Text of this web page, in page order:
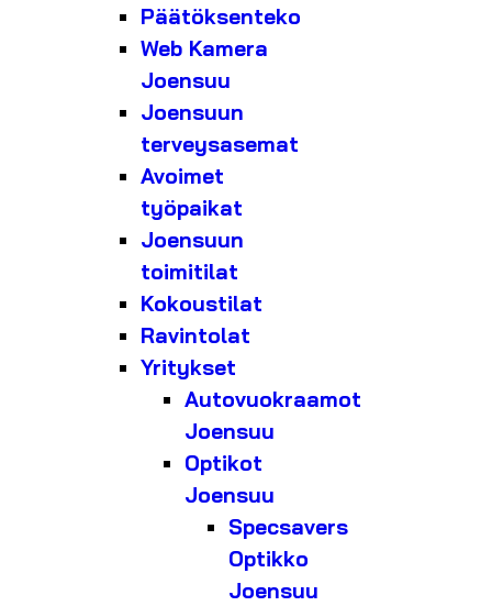
Päätöksenteko
Web Kamera
Joensuu
Joensuun
terveysasemat
Avoimet
työpaikat
Joensuun
toimitilat
Kokoustilat
Ravintolat
Yritykset
Autovuokraamot
Joensuu
Optikot
Joensuu
Specsavers
Optikko
Joensuu